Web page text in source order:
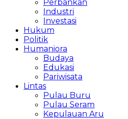
Perbankan
Industri
Investasi
Hukum
Politik
Humaniora
Budaya
Edukasi
Pariwisata
Lintas
Pulau Buru
Pulau Seram
Kepulauan Aru